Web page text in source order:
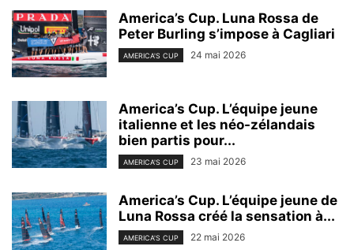
America’s Cup. Luna Rossa de
Peter Burling s’impose à Cagliari
AMERICA'S CUP 24 mai 2026
America’s Cup. L’équipe jeune
italienne et les néo-zélandais
bien partis pour...
AMERICA'S CUP 23 mai 2026
America’s Cup. L’équipe jeune de
Luna Rossa créé la sensation à...
AMERICA'S CUP 22 mai 2026